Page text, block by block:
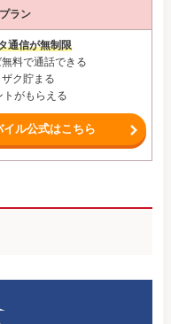
ラン
通信が無制限
料で通話できる
ク貯まる
がもらえる
イル公式はこちら